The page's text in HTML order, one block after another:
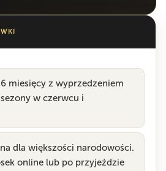
miesięcy z wyprzedzeniem
w czerwcu i
dla większości narodowości.
online lub po przyjeździe